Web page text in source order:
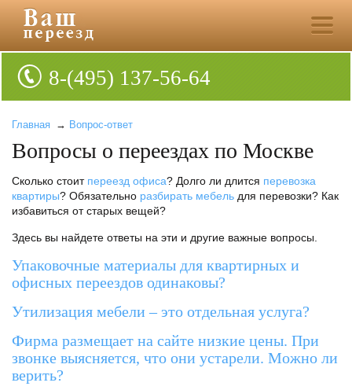
8-(495) 137-56-64
Главная → Вопрос-ответ
Вопросы о переездах по Москве
Сколько стоит переезд офиса? Долго ли длится перевозка
квартиры? Обязательно разбирать мебель для перевозки? Как
избавиться от старых вещей?
Здесь вы найдете ответы на эти и другие важные вопросы.
Упаковочные материалы для квартирных и
офисных переездов одинаковы?
Утилизация мебели – это отдельная услуга?
Фирма размещает на сайте низкие цены. При
звонке выясняется, что они устарели. Можно ли
верить?